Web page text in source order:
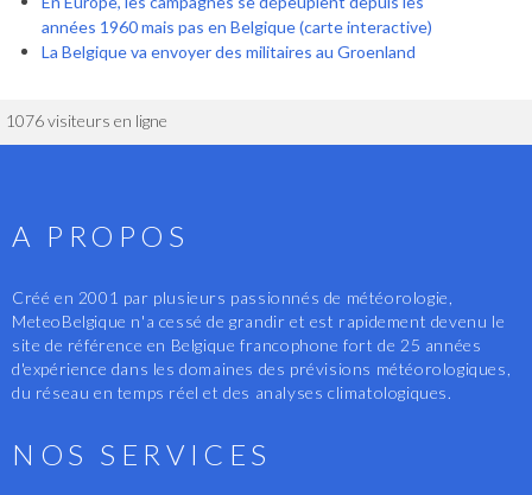
années 1960 mais pas en Belgique (carte interactive)
La Belgique va envoyer des militaires au Groenland
1076 visiteurs en ligne
A PROPOS
Créé en 2001 par plusieurs passionnés de météorologie,
MeteoBelgique n'a cessé de grandir et est rapidement devenu le
site de référence en Belgique francophone fort de 25 années
d'expérience dans les domaines des prévisions météorologiques,
du réseau en temps réel et des analyses climatologiques.
NOS SERVICES